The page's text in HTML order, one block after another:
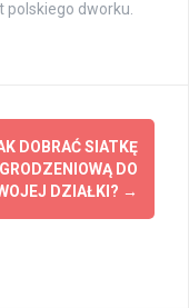
polskiego dworku.
DOBRAĆ SIATKĘ
DO
DZIAŁKI? →